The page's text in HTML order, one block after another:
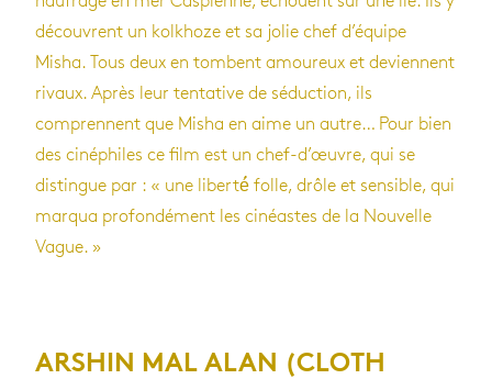
découvrent un kolkhoze et sa jolie chef d’équipe
Misha. Tous deux en tombent amoureux et deviennent
rivaux. Après leur tentative de séduction, ils
comprennent que Misha en aime un autre… Pour bien
des cinéphiles ce film est un chef-d’œuvre, qui se
distingue par : « une liberté́ folle, drôle et sensible, qui
marqua profondément les cinéastes de la Nouvelle
Vague. »
ARSHIN MAL ALAN (CLOTH